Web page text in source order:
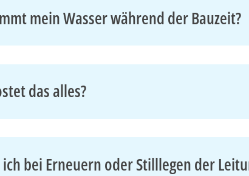
mein Wasser während der Bauzeit?
das alles?
ich bei Erneuern oder Stilllegen der